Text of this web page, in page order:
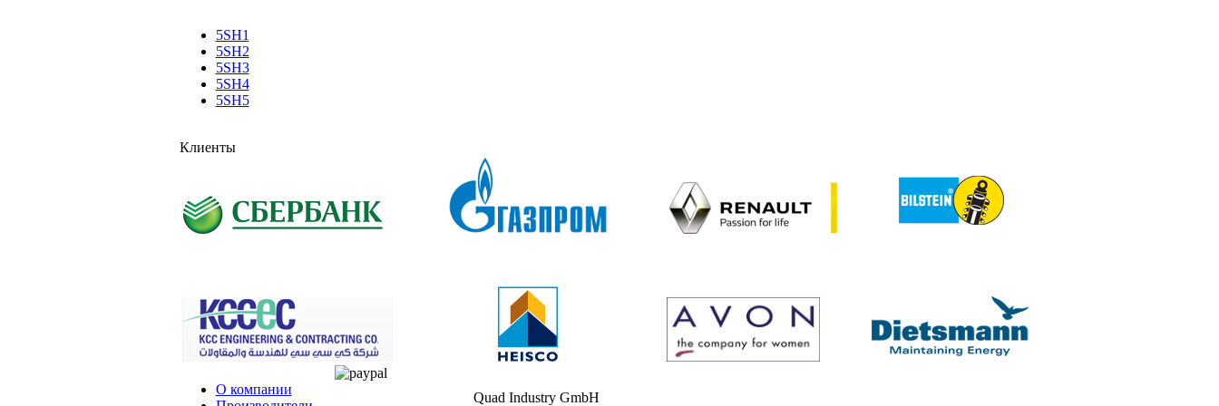
5SH1
5SH2
5SH3
5SH4
5SH5
Клиенты
О компании
Quad Industry GmbH